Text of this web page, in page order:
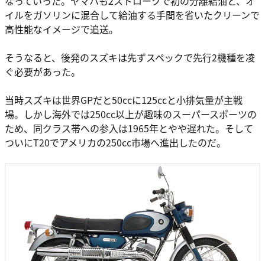
イルをガソリンに混合して給油する手間を省いたクリーンで
高性能なイメージで追送。
そうなると、後発のスズキは先ずスペックで先行2機種を凌
ぐ必要があった。
当時スズキは世界GPだと50ccに125ccと小排気量が主戦
場。しかし海外では250cc以上が趣味のスーパースポーツの
ため、同クラス帯への参入は1965年とやや遅れた。そして
ついにT20でアメリカの250cc市場へ進出したのだ。